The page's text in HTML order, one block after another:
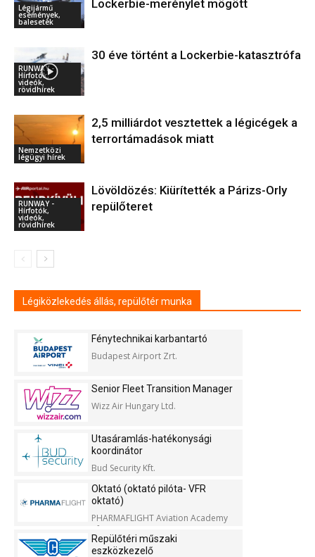
Légijármű
események,
balesetek
Lockerbie-merénylet mögött
RUNWAY -
Hírfotók,
videók,
rövidhírek
30 éve történt a Lockerbie-katasztrófa
Nemzetközi
légügyi hírek
2,5 milliárdot vesztettek a légicégek a
terrortámadások miatt
RUNWAY -
Hírfotók,
videók,
rövidhírek
Lövöldözés: Kiürítették a Párizs-Orly
repülőteret
Légiközlekedés állás, repülőtér munka
Fénytechnikai karbantartó
Budapest Airport Zrt.
Senior Fleet Transition Manager
Wizz Air Hungary Ltd.
Utasáramlás-hatékonysági
koordinátor
Bud Security Kft.
Oktató (oktató pilóta- VFR
oktató)
PHARMAFLIGHT Aviation Academy
Kft.
Repülőtéri műszaki
eszközkezelő